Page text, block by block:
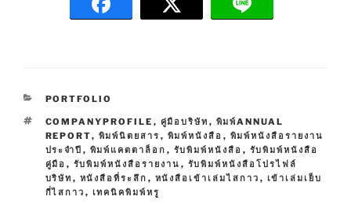
C
T
E
G
O
R
I
PORTFOLIO
T
A
G
S
COMPANYPROFILE , คู่มือบริษัท , พิมพ์ANNUAL
REPORT, พิมพ์นิตยสาร , พิมพ์หนังสือ , พิมพ์หนังสือรายงาน
ประจำปี , พิมพ์แคตตาล็อก , รับพิมพ์หนังสือ , รับพิมพ์หนังสือ
คู่มือ , รับพิมพ์หนังสือรายงาน , รับพิมพ์หนังสือโปรไฟล์
บริษัท , หนังสือที่ระลึก , หนังสือเข้าเล่มไสกาว , เข้าเล่มเย็บ
กี่ไสกาว , เทคนิคพิมพ์หรู